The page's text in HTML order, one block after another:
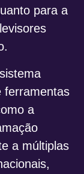
para a
ferramentas
a
a múltiplas